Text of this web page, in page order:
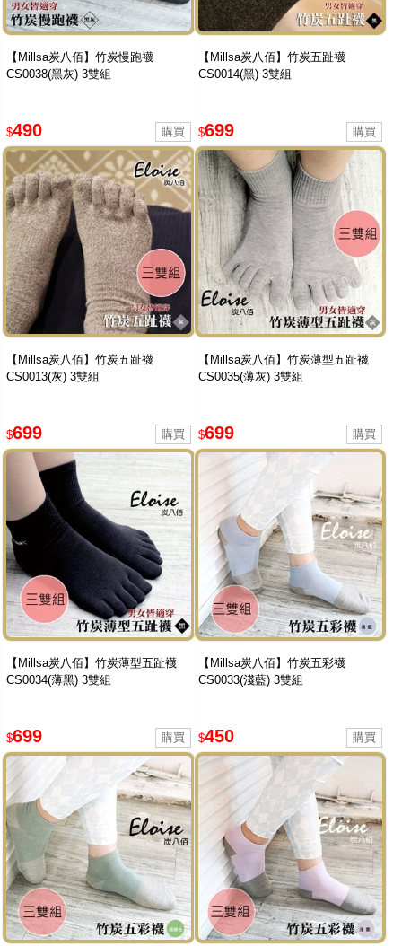
【Millsa炭八佰】竹炭慢跑襪
CS0038(黑灰) 3雙組
$490
【Millsa炭八佰】竹炭五趾襪
CS0014(黑) 3雙組
$699
【Millsa炭八佰】竹炭五趾襪
CS0013(灰) 3雙組
$699
【Millsa炭八佰】竹炭薄型五趾襪
CS0035(薄灰) 3雙組
$699
【Millsa炭八佰】竹炭薄型五趾襪
CS0034(薄黑) 3雙組
$699
【Millsa炭八佰】竹炭五彩襪
CS0033(淺藍) 3雙組
$450